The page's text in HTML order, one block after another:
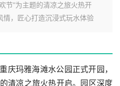
节”为主题的清凉之旅火热开
情，匠心打造沉浸式玩水体验
庆玛雅海滩水公园正式开园，
清凉之旅火热开启。园区深度